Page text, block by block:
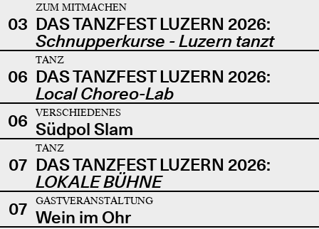
03
ZUM MITMACHEN
DAS TANZFEST LUZERN 2026:
Schnupperkurse - Luzern tanzt
06
TANZ
DAS TANZFEST LUZERN 2026:
Local Choreo-Lab
06
VERSCHIEDENES
Südpol Slam
07
TANZ
DAS TANZFEST LUZERN 2026:
LOKALE BÜHNE
07
GASTVERANSTALTUNG
Wein im Ohr